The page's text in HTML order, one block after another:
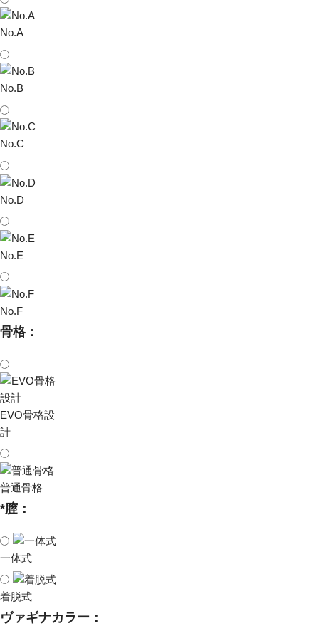
No.A
No.B
No.C
No.D
No.E
No.F
骨格：
EVO骨格設
計
普通骨格
*膣：
一体式
着脱式
ヴァギナカラー：